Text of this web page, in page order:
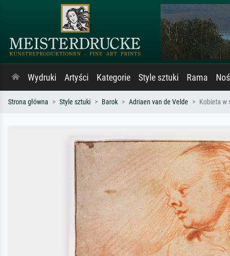
Wydruki Artyści Kategorie Style sztuki Rama
Strona główna Style sztuki Barok Adriaen van de Velde Kobieta w